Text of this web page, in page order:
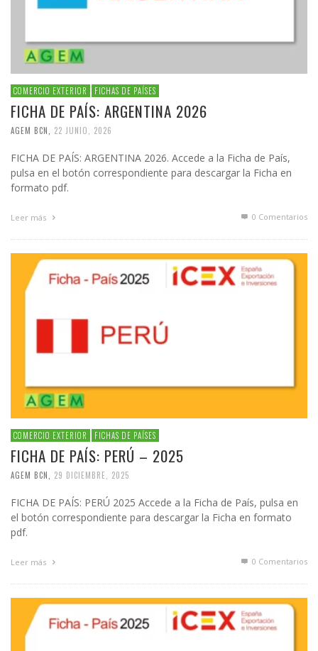
COMERCIO EXTERIOR FICHAS DE PAÍSES
FICHA DE PAÍS: ARGENTINA 2026
AGEM BCN 22 JUNIO, 2026
FICHA DE PAÍS: ARGENTINA 2026. Accede a la Ficha de País,
pulsa en el botón correspondiente para descargar la Ficha en
formato pdf.
Leer más 0 Comentarios
COMERCIO EXTERIOR FICHAS DE PAÍSES
FICHA DE PAÍS: PERÚ – 2025
AGEM BCN 29 DICIEMBRE, 2025
FICHA DE PAÍS: PERÚ 2025 Accede a la Ficha de País, pulsa en
el botón correspondiente para descargar la Ficha en formato
pdf.
Leer más 0 Comentarios